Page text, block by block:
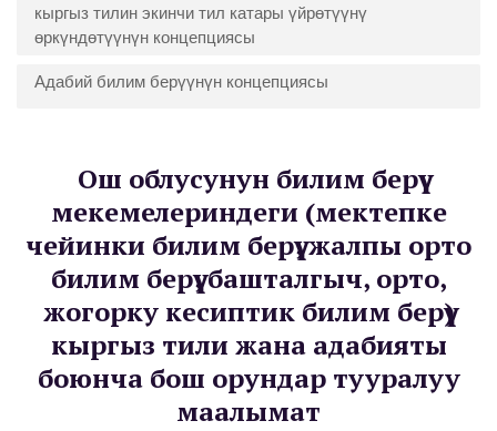
кыргыз тилин экинчи тил катары үйрөтүүнү
өркүндөтүүнүн концепциясы
Адабий билим берүүнүн концепциясы
Ош облусунун билим берүү
мекемелериндеги (мектепке
чейинки билим берүү, жалпы орто
билим берүү, башталгыч, орто,
жогорку кесиптик билим берүү)
кыргыз тили жана адабияты
боюнча бош орундар тууралуу
маалымат